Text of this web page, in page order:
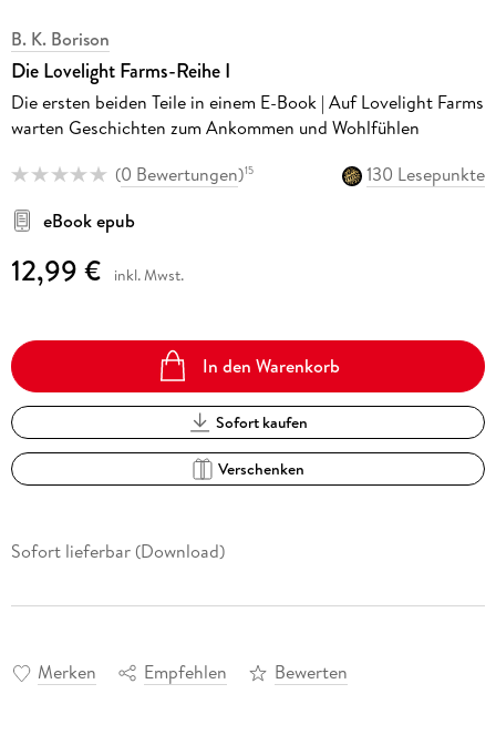
B. K. Borison
Die Lovelight Farms-Reihe I
Die ersten beiden Teile in einem E-Book | Auf Lovelight Farms
warten Geschichten zum Ankommen und Wohlfühlen
(0 Bewertungen)15
130 Lesepunkte
eBook epub
12,99 € inkl. Mwst.
In den Warenkorb
Sofort kaufen
Verschenken
Sofort lieferbar (Download)
Merken Empfehlen Bewerten